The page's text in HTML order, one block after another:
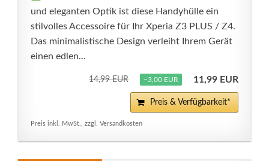
und eleganten Optik ist diese Handyhülle ein
stilvolles Accessoire für Ihr Xperia Z3 PLUS / Z4.
Das minimalistische Design verleiht Ihrem Gerät
einen edlen...
14,99 EUR −3,00 EUR 11,99 EUR
Preis & Verfügbarkeit*
Preis inkl. MwSt., zzgl. Versandkosten